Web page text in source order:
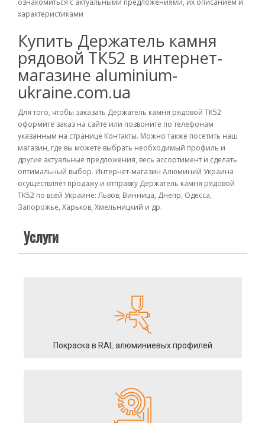
ознакомиться с актуальными предложениями, их описанием и
характеристиками
Купить Держатель камня
рядовой ТК52 в интернет-
магазине aluminium-
ukraine.com.ua
Для того, чтобы заказать Держатель камня рядовой ТК52
оформите заказ на сайте или позвоните по телефонам
указанным на странице Контакты. Можно также посетить наш
магазин, где вы можете выбрать необходимый профиль и
другие актуальные предложения, весь ассортимент и сделать
оптимальный выбор. Интернет-магазин Алюминий Украина
осуществляет продажу и отправку Держатель камня рядовой
ТК52 по всей Украине: Львов, Винница, Днепр, Одесса,
Запорожье, Харьков, Хмельницкий и др.
Услуги
Покраска в RAL алюминиевых профилей